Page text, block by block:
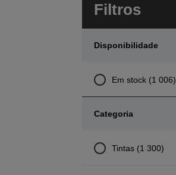
Filtros
Disponibilidade
Em stock (1 006)
Categoria
Tintas (1 300)